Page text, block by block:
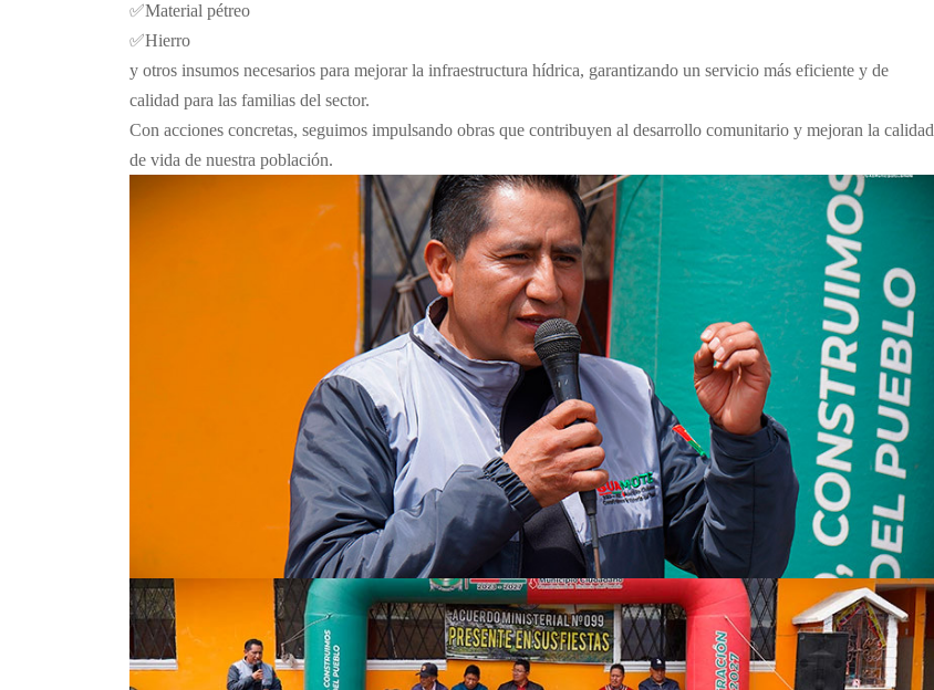
✅Material pétreo
✅Hierro
y otros insumos necesarios para mejorar la infraestructura hídrica, garantizando un servicio más eficiente y de
calidad para las familias del sector.
Con acciones concretas, seguimos impulsando obras que contribuyen al desarrollo comunitario y mejoran la calidad
de vida de nuestra población.